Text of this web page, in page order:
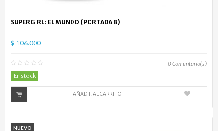
SUPERGIRL: EL MUNDO (PORTADA B)
$ 106.000
0Comentario(s)
En stock
AÑADIR AL CARRITO
NUEVO